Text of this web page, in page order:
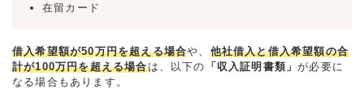
在留カード
借入希望額が50万円を超える場合や、 他社借入と借入希望額の合
計が100万円を超える場合は、以下の 「収入証明書類」が必要に
なる場合もあります。